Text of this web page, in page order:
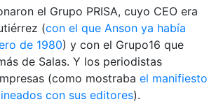
el Grupo PRISA, cuyo CEO era
(con el que Anson ya había
de 1980) y con el Grupo16 que
de Salas. Y los periodistas
(como mostraba el manifiesto
con sus editores).